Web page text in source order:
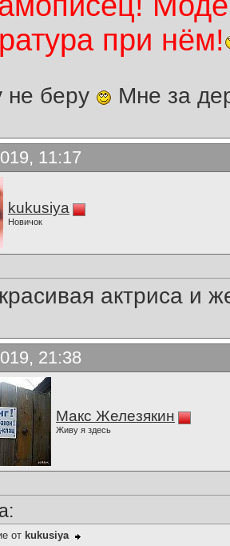
при нём!
не беру Мне за
11:17
kukusiya
Новичок
актриса и
21:38
Макс Железякин
Живу я здесь
от kukusiya